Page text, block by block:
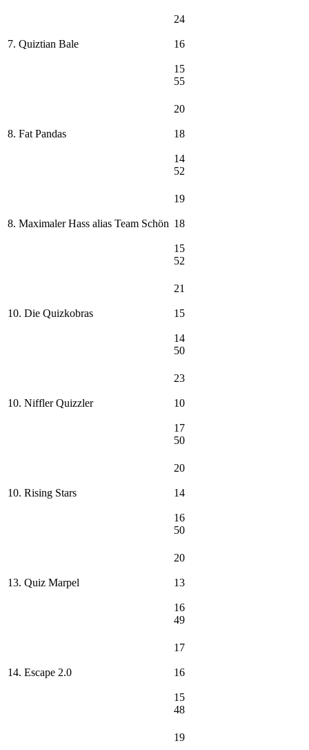
7. Quiztian Bale
24
16
15
55
8. Fat Pandas
20
18
14
52
8. Maximaler Hass alias Team Schön
19
18
15
52
10. Die Quizkobras
21
15
14
50
10. Niffler Quizzler
23
10
17
50
10. Rising Stars
20
14
16
50
13. Quiz Marpel
20
13
16
49
14. Escape 2.0
17
16
15
48
19